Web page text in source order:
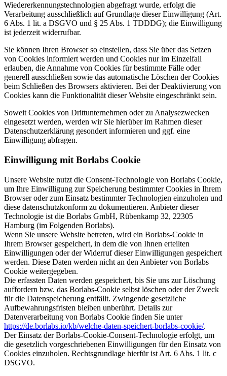
Wiedererkennungstechnologien abgefragt wurde, erfolgt die
Verarbeitung ausschließlich auf Grundlage dieser Einwilligung (Art.
6 Abs. 1 lit. a DSGVO und § 25 Abs. 1 TDDDG); die Einwilligung
ist jederzeit widerrufbar.
Sie können Ihren Browser so einstellen, dass Sie über das Setzen
von Cookies informiert werden und Cookies nur im Einzelfall
erlauben, die Annahme von Cookies für bestimmte Fälle oder
generell ausschließen sowie das automatische Löschen der Cookies
beim Schließen des Browsers aktivieren. Bei der Deaktivierung von
Cookies kann die Funktionalität dieser Website eingeschränkt sein.
Soweit Cookies von Drittunternehmen oder zu Analysezwecken
eingesetzt werden, werden wir Sie hierüber im Rahmen dieser
Datenschutzerklärung gesondert informieren und ggf. eine
Einwilligung abfragen.
Einwilligung mit Borlabs Cookie
Unsere Website nutzt die Consent-Technologie von Borlabs Cookie,
um Ihre Einwilligung zur Speicherung bestimmter Cookies in Ihrem
Browser oder zum Einsatz bestimmter Technologien einzuholen und
diese datenschutzkonform zu dokumentieren. Anbieter dieser
Technologie ist die Borlabs GmbH, Rübenkamp 32, 22305
Hamburg (im Folgenden Borlabs).
Wenn Sie unsere Website betreten, wird ein Borlabs-Cookie in
Ihrem Browser gespeichert, in dem die von Ihnen erteilten
Einwilligungen oder der Widerruf dieser Einwilligungen gespeichert
werden. Diese Daten werden nicht an den Anbieter von Borlabs
Cookie weitergegeben.
Die erfassten Daten werden gespeichert, bis Sie uns zur Löschung
auffordern bzw. das Borlabs-Cookie selbst löschen oder der Zweck
für die Datenspeicherung entfällt. Zwingende gesetzliche
Aufbewahrungsfristen bleiben unberührt. Details zur
Datenverarbeitung von Borlabs Cookie finden Sie unter
https://de.borlabs.io/kb/welche-daten-speichert-borlabs-cookie/.
Der Einsatz der Borlabs-Cookie-Consent-Technologie erfolgt, um
die gesetzlich vorgeschriebenen Einwilligungen für den Einsatz von
Cookies einzuholen. Rechtsgrundlage hierfür ist Art. 6 Abs. 1 lit. c
DSGVO.